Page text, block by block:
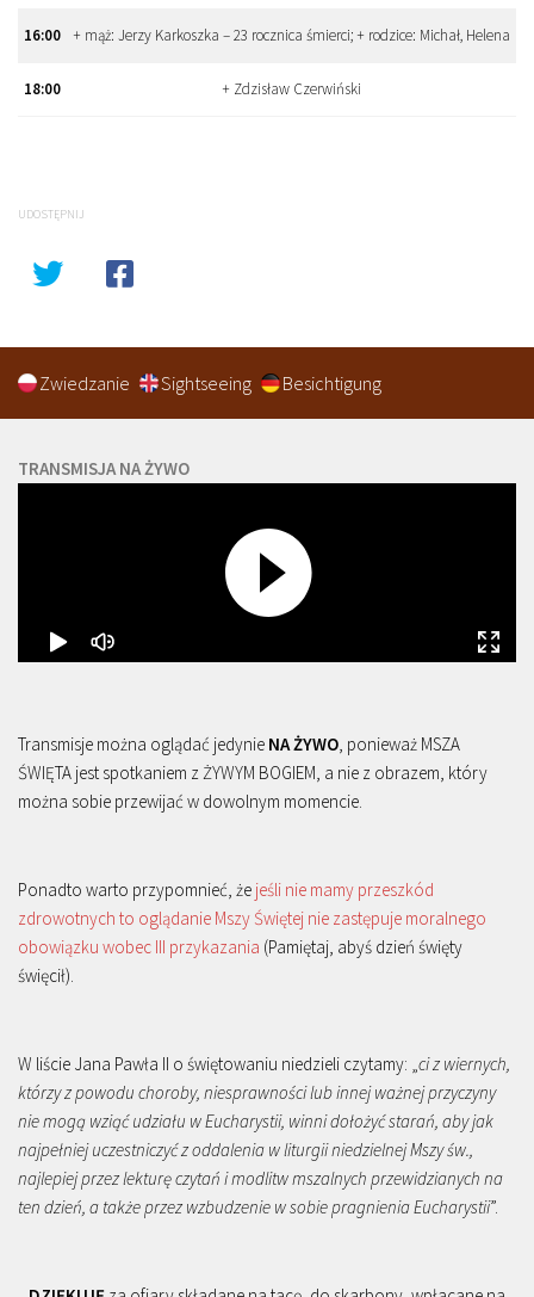
16:00 + mąż: Jerzy Karkoszka – 23 rocznica śmierci; + rodzice: Michał, Helena
18:00 + Zdzisław Czerwiński
UDOSTĘPNIJ
Zwiedzanie Sightseeing Besichtigung
TRANSMISJA NA ŻYWO
Transmisje można oglądać jedynie NA ŻYWO , ponieważ MSZA
ŚWIĘTA jest spotkaniem z ŻYWYM BOGIEM, a nie z obrazem, który
można sobie przewijać w dowolnym momencie.
Ponadto warto przypomnieć, że jeśli nie mamy przeszkód
zdrowotnych to oglądanie Mszy Świętej nie zastępuje moralnego
obowiązku wobec III przykazania (Pamiętaj, abyś dzień święty
święcił).
W liście Jana Pawła II o świętowaniu niedzieli czytamy: „ ci z wiernych,
którzy z powodu choroby, niesprawności lub innej ważnej przyczyny
nie mogą wziąć udziału w Eucharystii, winni dołożyć starań, aby jak
najpełniej uczestniczyć z oddalenia w liturgii niedzielnej Mszy św.,
najlepiej przez lekturę czytań i modlitw mszalnych przewidzianych na
ten dzień, a także przez wzbudzenie w sobie pragnienia Eucharystii”.